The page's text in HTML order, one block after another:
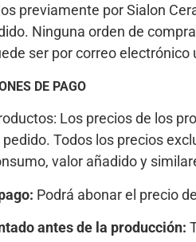
previamente por Sialon
Ninguna orden de
ser por correo
DE PAGO
Los precios de los
Todos los precios
valor añadido y
Podrá abonar el precio
antes de la producción: